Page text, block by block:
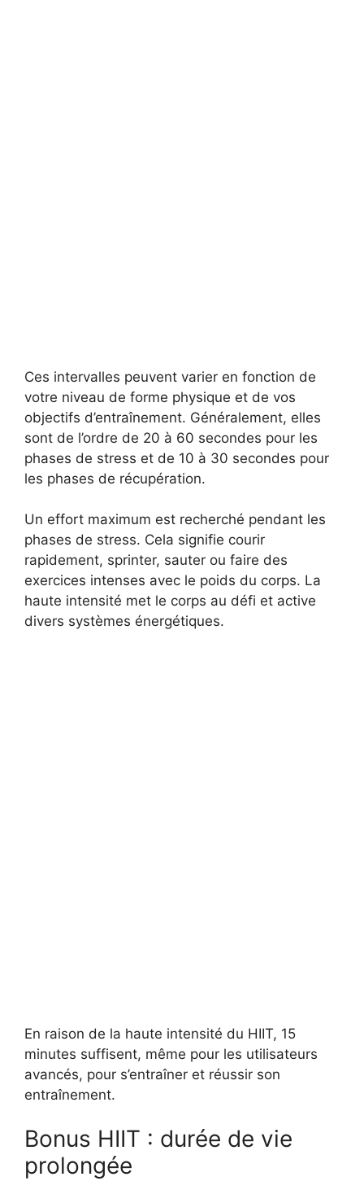
Ces intervalles peuvent varier en fonction de
votre niveau de forme physique et de vos
objectifs d’entraînement. Généralement, elles
sont de l’ordre de 20 à 60 secondes pour les
phases de stress et de 10 à 30 secondes pour
les phases de récupération.
Un effort maximum est recherché pendant les
phases de stress. Cela signifie courir
rapidement, sprinter, sauter ou faire des
exercices intenses avec le poids du corps. La
haute intensité met le corps au défi et active
divers systèmes énergétiques.
En raison de la haute intensité du HIIT, 15
minutes suffisent, même pour les utilisateurs
avancés, pour s’entraîner et réussir son
entraînement.
Bonus HIIT : durée de vie
prolongée